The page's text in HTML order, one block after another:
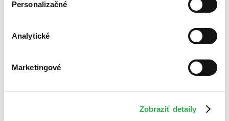
Personalizačné
Analytické
Marketingové
Zobraziť detaily
Bestsellery
Najdrahšie
Najlacnejšie